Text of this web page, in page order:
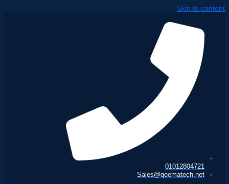
Skip to content
01012804721
Sales@qeematech.net